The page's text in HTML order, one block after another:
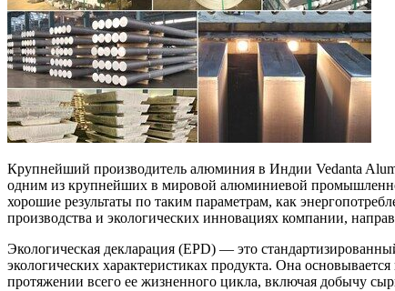
Крупнейший производитель алюминия в Индии Vedanta
одним из крупнейших в мировой алюминиевой
хорошие результаты по таким параметрам, как
производства и экологических инновациях компании,
Экологическая декларация (EPD) — это
экологических характеристиках продукта. Она
протяжении всего ее жизненного цикла, включая добычу